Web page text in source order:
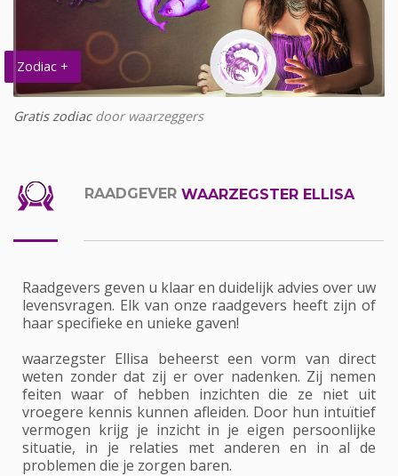
Zodiac +
Gratis zodiacdoor waarzeggers
RAADGEVER WAARZEGSTER ELLISA
Raadgevers geven u klaar en duidelijk advies over uw
levensvragen. Elk van onze raadgevers heeft zijn of
haar specifieke en unieke gaven!
waarzegster Ellisa beheerst een vorm van direct
weten zonder dat zij er over nadenken. Zij nemen
feiten waar of hebben inzichten die ze niet uit
vroegere kennis kunnen afleiden. Door hun intuïtief
vermogen krijg je inzicht in je eigen persoonlijke
situatie, in je relaties met anderen en in al de
problemen die je zorgen baren.